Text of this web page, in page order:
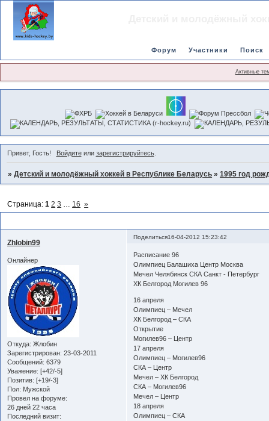
Форум Участники Поиск
Активные
Привет, Гость! Войдитеили зарегистрируйтесь.
»Детский и молодёжный хоккей в Республике Беларусь »1995 год
Страница:1 2 3 … 16 »
Поделиться16-04-2012 15:23:42
Zhlobin99
Онлайнер
Откуда: Жлобин
Зарегистрирован: 23-03-2011
Сообщений: 6379
Уважение: [+42/-5]
Позитив: [+19/-3]
Пол: Мужской
Провел на форуме:
26 дней 22 часа
Последний визит:
Расписание 96
Олимпиец Балашиха Центр Москва
Мечел Челябинск СКА Санкт - Петербург
ХК Белгород Могилев 96
16 апреля
Олимпиец – Мечел
ХК Белгород – СКА
Открытие
Могилев96 – Центр
17 апреля
Олимпиец – Могилев96
СКА – Центр
Мечел – ХК Белгород
СКА – Могилев96
Мечел – Центр
18 апреля
Олимпиец – СКА